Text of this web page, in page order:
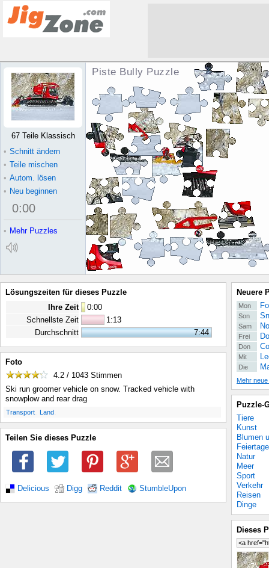
Piste Bully Puzzle
67 Teile Klassisch
• Schnitt ändern
• Teile mischen
• Autom. lösen
• Neu beginnen
0:00
• Mehr Puzzles
Lösungszeiten für dieses Puzzle
Ihre Zeit
0:00
Schnellste Zeit
1:13
Durchschnitt
7:44
Foto
4.2 / 1043 Stimmen
Ski run groomer vehicle on snow. Tracked vehicle with
snowplow and rear drag
Transport Land
Teilen Sie dieses Puzzle
Delicious Digg Reddit StumbleUpon
Neuere
Mon
Son
Sam
Frei
Don
Mit
Die
Mehr
Puzzle-
Tiere
Kunst
Blumen
Feiertage
Natur
Meer
Sport
Verkehr
Reisen
Dinge
Dieses